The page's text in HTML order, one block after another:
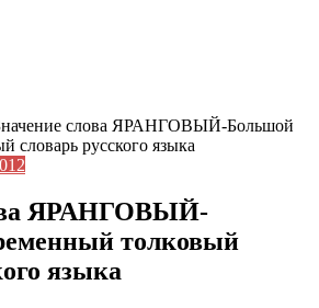
слова ЯРАНГОВЫЙ-Большой
словарь русского языка
ЯРАНГОВЫЙ-
толковый
языка